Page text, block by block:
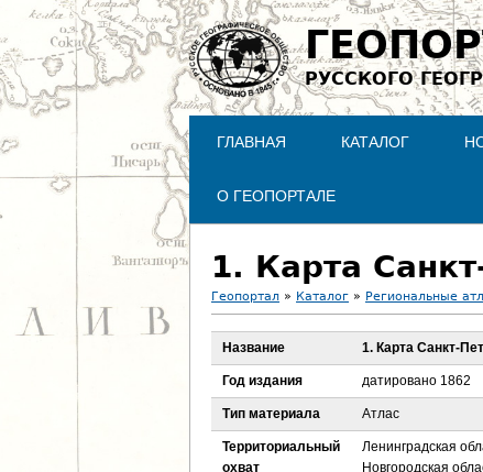
РУССКОГО
ГЛАВНАЯ КАТАЛОГ
О ГЕОПОРТАЛЕ
1. Карта
В
ы
д
Геопортал » Каталог » Региональные
Название 1. Карта Санкт-
Год издания датировано 1862
Тип материала Атлас
Территориальный
охват
Ленинградская
Новгородская